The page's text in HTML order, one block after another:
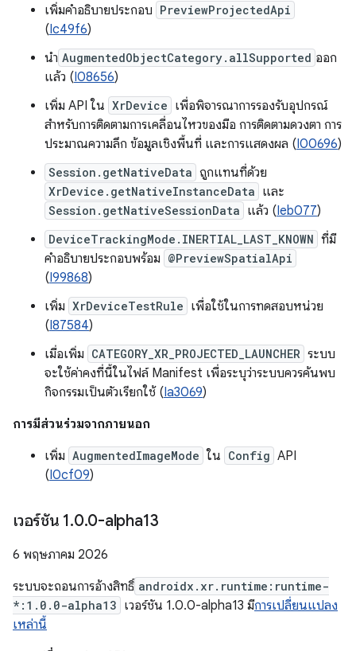
เพิ่มคำอธิบายประกอบ PreviewProjectedApi
(Ic49f6)
นำ AugmentedObjectCategory.allSupported ออก
แล้ว (I08656)
เพิ่ม API ใน XrDevice เพื่อพิจารณาการรองรับอุปกรณ์
สำหรับการติดตามการเคลื่อนไหวของมือ การติดตามดวงตา การ
ประมาณความลึก ข้อมูลเชิงพื้นที่ และการแสดงผล (I00696)
Session.getNativeData ถูกแทนที่ด้วย
XrDevice.getNativeInstanceData และ
Session.getNativeSessionData แล้ว (Ieb077)
DeviceTrackingMode.INERTIAL_LAST_KNOWN ที่มี
คำอธิบายประกอบพร้อม @PreviewSpatialApi
(I99868)
เพิ่ม XrDeviceTestRule เพื่อใช้ในการทดสอบหน่วย
(I87584)
เมื่อเพิ่ม CATEGORY_XR_PROJECTED_LAUNCHER ระบบ
จะใช้ค่าคงที่นี้ในไฟล์ Manifest เพื่อระบุว่าระบบควรค้นพบ
กิจกรรมเป็นตัวเรียกใช้ (Ia3069)
การมีส่วนร่วมจากภายนอก
เพิ่ม AugmentedImageMode ใน Config API
(I0cf09)
เวอร์ชัน 1.0.0-alpha13
6 พฤษภาคม 2026
ระบบจะถอนการอ้างสิทธิ์ androidx.xr.runtime:runtime-
*:1.0.0-alpha13 เวอร์ชัน 1.0.0-alpha13 มีการเปลี่ยนแปลง
เหล่านี้